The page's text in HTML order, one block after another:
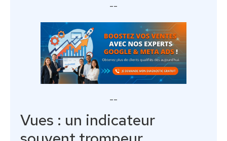
--
--
Vues : un indicateur